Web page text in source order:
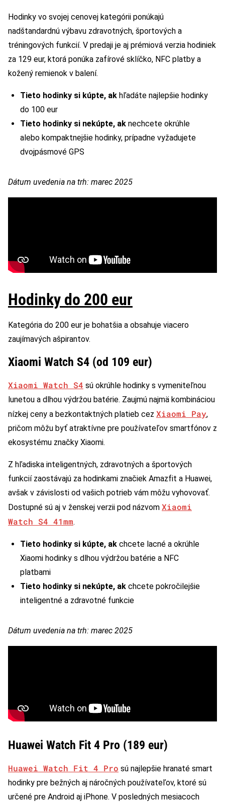
Hodinky vo svojej cenovej kategórii ponúkajú
nadštandardnú výbavu zdravotných, športových a
tréningových funkcií. V predaji je aj prémiová verzia hodiniek
za 129 eur, ktorá ponúka zafírové sklíčko, NFC platby a
kožený remienok v balení.
Tieto hodinky si kúpte, ak hľadáte najlepšie hodinky
do 100 eur
Tieto hodinky si nekúpte, ak nechcete okrúhle
alebo kompaktnejšie hodinky, prípadne vyžadujete
dvojpásmové GPS
Dátum uvedenia na trh: marec 2025
Hodinky do 200 eur
Kategória do 200 eur je bohatšia a obsahuje viacero
zaujímavých ašpirantov.
Xiaomi Watch S4 (od 109 eur)
Xiaomi Watch S4 sú okrúhle hodinky s vymeniteľnou
lunetou a dlhou výdržou batérie. Zaujmú najmä kombináciou
nízkej ceny a bezkontaktných platieb cez Xiaomi Pay,
pričom môžu byť atraktívne pre používateľov smartfónov z
ekosystému značky Xiaomi.
Z hľadiska inteligentných, zdravotných a športových
funkcií zaostávajú za hodinkami značiek Amazfit a Huawei,
avšak v závislosti od vašich potrieb vám môžu vyhovovať.
Dostupné sú aj v ženskej verzii pod názvom Xiaomi
Watch S4 41mm.
Tieto hodinky si kúpte, ak chcete lacné a okrúhle
Xiaomi hodinky s dlhou výdržou batérie a NFC
platbami
Tieto hodinky si nekúpte, ak chcete pokročilejšie
inteligentné a zdravotné funkcie
Dátum uvedenia na trh: marec 2025
Huawei Watch Fit 4 Pro (189 eur)
Huawei Watch Fit 4 Pro sú najlepšie hranaté smart
hodinky pre bežných aj náročných používateľov, ktoré sú
určené pre Android aj iPhone. V posledných mesiacoch